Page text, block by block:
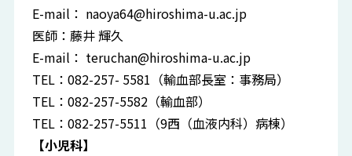
E-mail： naoya64@hiroshima-u.ac.jp
医師：藤井 輝久
E-mail： teruchan@hiroshima-u.ac.jp
TEL：082-257- 5581（輸血部長室：事務局）
TEL：082-257-5582（輸血部）
TEL：082-257-5511（9西（血液内科）病棟）
【小児科】